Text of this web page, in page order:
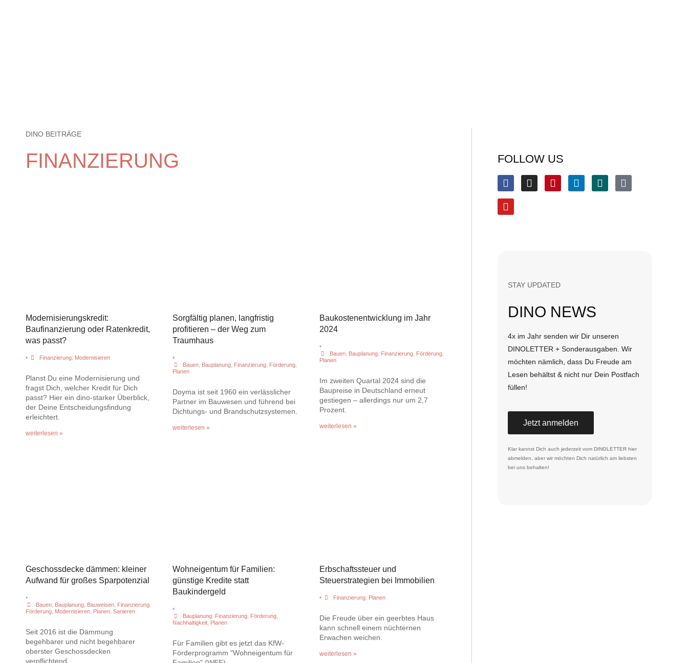
DINO BEITRÄGE
FINANZIERUNG
Modernisierungskredit:
Baufinanzierung oder Ratenkredit,
was passt?
• Finanzierung, Modernisieren
Planst Du eine Modernisierung und
fragst Dich, welcher Kredit für Dich
passt? Hier ein dino-starker Überblick,
der Deine Entscheidungsfindung
erleichtert.
weiterlesen »
Sorgfältig planen, langfristig
profitieren – der Weg zum
Traumhaus
•
Bauen, Bauplanung, Finanzierung, Förderung,
Planen
Doyma ist seit 1960 ein verlässlicher
Partner im Bauwesen und führend bei
Dichtungs- und Brandschutzsystemen.
weiterlesen »
Baukostenentwicklung im Jahr
2024
•
Bauen, Bauplanung, Finanzierung, Förderung,
Planen
Im zweiten Quartal 2024 sind die
Baupreise in Deutschland erneut
gestiegen – allerdings nur um 2,7
Prozent.
weiterlesen »
Geschossdecke dämmen: kleiner
Aufwand für großes Sparpotenzial
•
Bauen, Bauplanung, Bauweisen, Finanzierung,
Förderung Modernisieren Planen Sanieren
Seit 2016 ist die Dämmung
begehbarer und nicht begehbarer
oberster Geschossdecken
verpflichtend.
Wohneigentum für Familien:
günstige Kredite statt
Baukindergeld
•
Bauplanung, Finanzierung, Förderung,
Nachhaltigkeit, Planen
Für Familien gibt es jetzt das KfW-
Förderprogramm "Wohneigentum für
Erbschaftssteuer und
Steuerstrategien bei Immobilien
• Finanzierung, Planen
Die Freude über ein geerbtes Haus
kann schnell einem nüchternen
Erwachen weichen.
weiterlesen »
FOLLOW US
STAY UPDATED
DINO NEWS
4x im Jahr senden wir Dir unseren
DINOLETTER + Sonderausgaben. Wir
möchten nämlich, dass Du Freude am
Lesen behältst & nicht nur Dein Postfach
füllen!
Jetzt anmelden
Klar kannst Dich auch jederzeit vom DINOLETTER hier
abmelden, aber wir möchten Dich natürlich am liebsten
bei uns behalten!